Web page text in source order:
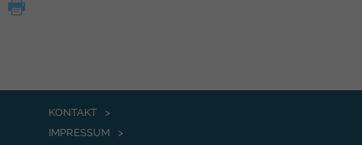
KONTAKT
IMPRESSUM